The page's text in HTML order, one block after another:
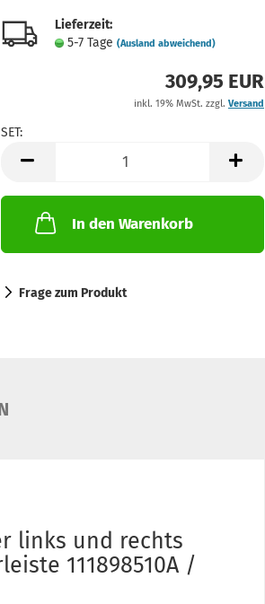
Lieferzeit:
5-7 Tage (Ausland abweichend)
309,95 EUR
inkl. 19% MwSt. zzgl. Versand
SET:
In den Warenkorb
Frage zum Produkt
links und rechts
111898510A /